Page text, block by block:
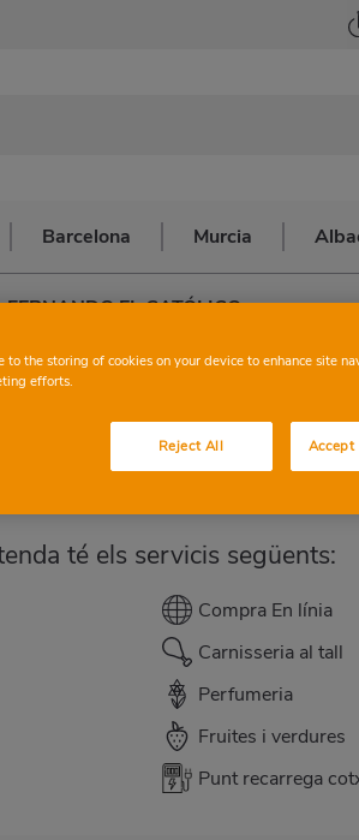
Barcelona Murcia
EL CATÓLICO
EL
té els servicis següents:
Compra En línia
Carnisseria al tall
Perfumeria
Fruites i verdures
Punt recarrega
to the storing of cookies on your device to enhance site
efforts.
Reject All Accept